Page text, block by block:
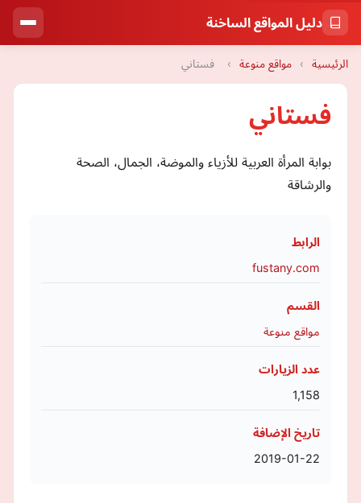
دليل المواقع الساخنة
الرئيسية › مواقع منوعة › فستاني
فستاني
بوابة المرأة العربية للأزياء والموضة، الجمال، الصحة
والرشاقة
الرابط
fustany.com
القسم
مواقع منوعة
عدد الزيارات
1,158
تاريخ الإضافة
2019-01-22